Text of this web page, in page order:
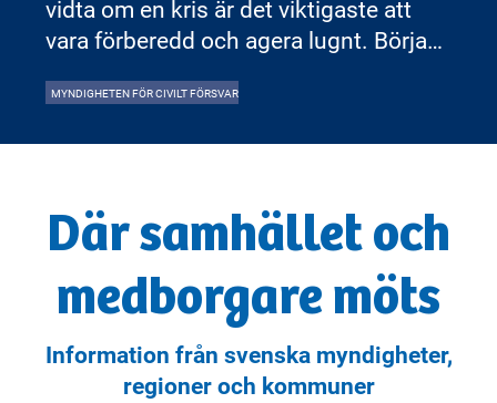
vidta om en kris är det viktigaste att
vara förberedd och agera lugnt. Börja
genom pålitlig information och följ
och nödvändiga mediciner så att du
klarar di
...
MYNDIGHETEN FÖR CIVILT FÖRSVAR
Där samhället och
medborgare möts
Information från svenska myndigheter,
regioner och kommuner